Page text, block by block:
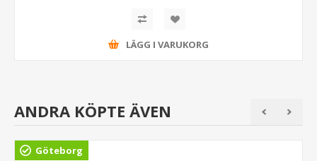
LÄGG I VARUKORG
ANDRA KÖPTE ÄVEN
Göteborg